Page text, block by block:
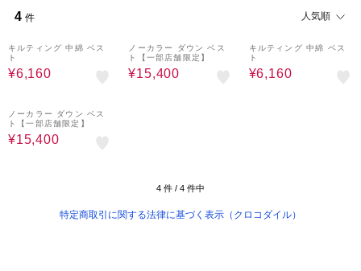
4 件 人気順
キルティング 中綿 ベス
ト
¥6,160
ノーカラー ダウン ベス
ト【一部店舗限定】
¥15,400
キルティング 中綿 ベス
ト
¥6,160
ノーカラー ダウン ベス
ト【一部店舗限定】
¥15,400
4 件 / 4 件中
特定商取引に関する法律に基づく表示（クロコダイル）